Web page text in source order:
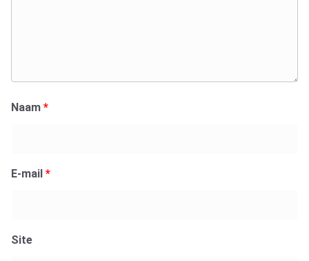
Naam *
E-mail *
Site